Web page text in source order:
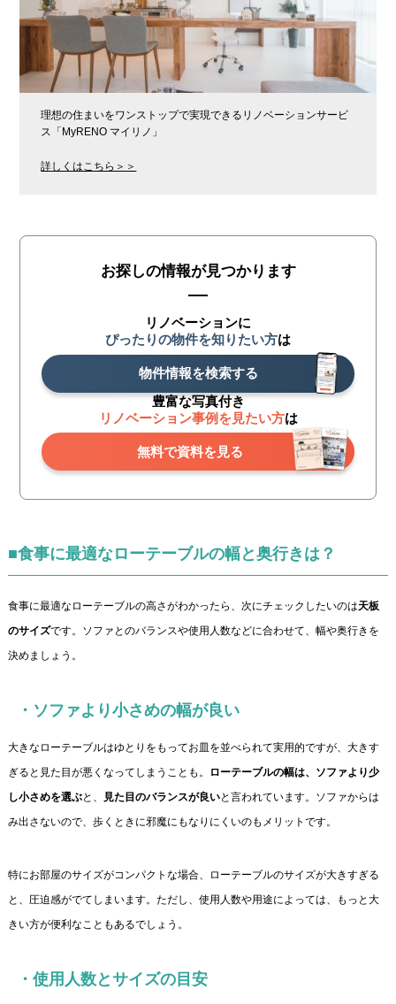
理想の住まいをワンストップで実現できるリノベーションサービ
ス「MyRENO マイリノ」
詳しくはこちら＞＞
お探しの情報が見つかります
リノベーションに
ぴったりの物件を知りたい方は
物件情報を検索する
豊富な写真付き
リノベーション事例を見たい方は
無料で資料を見る
■食事に最適なローテーブルの幅と奥行きは？
食事に最適なローテーブルの高さがわかったら、次にチェックしたいのは天板
のサイズです。ソファとのバランスや使用人数などに合わせて、幅や奥行きを
決めましょう。
・ソファより小さめの幅が良い
大きなローテーブルはゆとりをもってお皿を並べられて実用的ですが、大きす
ぎると見た目が悪くなってしまうことも。
ローテーブルの幅は、ソファより少
し小さめを選ぶと、 見た目のバランスが良いと言われています。ソファからは
み出さないので、歩くときに邪魔にもなりにくいのもメリットです。
特にお部屋のサイズがコンパクトな場合、ローテーブルのサイズが大きすぎる
と、圧迫感がでてしまいます。ただし、使用人数や用途によっては、もっと大
きい方が便利なこともあるでしょう。
・使用人数とサイズの目安